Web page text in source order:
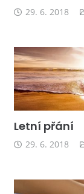
29. 6. 2018
Letní přání
29. 6. 2018